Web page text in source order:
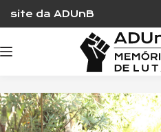
content
site da ADUnB